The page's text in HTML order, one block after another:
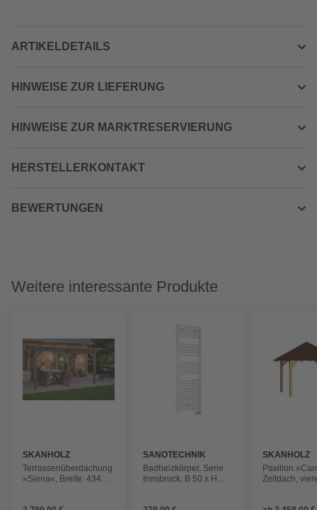
ARTIKELDETAILS
HINWEISE ZUR LIEFERUNG
HINWEISE ZUR MARKTRESERVIERUNG
HERSTELLERKONTAKT
BEWERTUNGEN
Weitere interessante Produkte
SKANHOLZ
Terrassenüberdachung
»Siena«, Breite: 434
SANOTECHNIK
Badheizkörper, Serie
Innsbruck, B 50 x H
SKANHOLZ
Pavillon
Zeltdach,